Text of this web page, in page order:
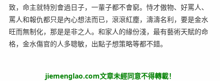
致，命主就特別會過日子，一輩子都不會窮。恃才傲物、好罵人、
罵人和報仇都只是內心想法而已，滾滾紅塵，濤濤名利，要是金水
旺而無制化，那是是非之人。和家人的緣份淺，最有藝術天賦的命
格，金水傷官的人多聰敏，出點子想策略等都不錯。
jiemenglao.com文章未經同意不得轉載！